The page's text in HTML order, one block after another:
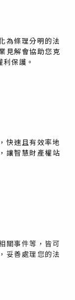
為條理分明的法
見解會協助您克
保護。
快速且有效率地
讓智慧財產權站
關事件等，皆可
妥善處理您的法